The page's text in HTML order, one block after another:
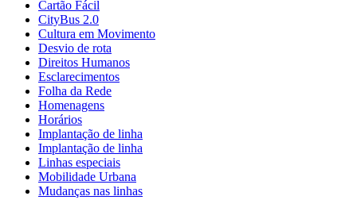
Cartão Fácil
CityBus 2.0
Cultura em Movimento
Desvio de rota
Direitos Humanos
Esclarecimentos
Folha da Rede
Homenagens
Horários
Implantação de linha
Implantação de linha
Linhas especiais
Mobilidade Urbana
Mudanças nas linhas